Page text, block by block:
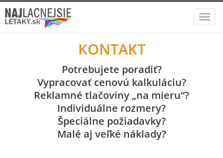
KONTAKT
Potrebujete poradiť?
Vypracovať cenovú kalkuláciu?
Reklamné tlačoviny „na mieru“?
Individuálne rozmery?
Špeciálne požiadavky?
Malé aj veľké náklady?